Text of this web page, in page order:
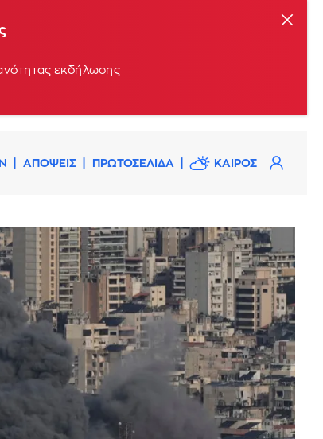
εκδήλωσης
ΑΠΟΨΕΙΣ ΠΡΩΤΟΣΕΛΙΔΑ ΚΑΙΡΟΣ